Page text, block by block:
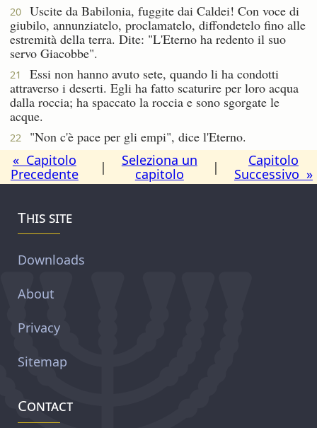
20
Uscite da Babilonia, fuggite dai Caldei! Con voce di
giubilo, annunziatelo, proclamatelo, diffondetelo fino alle
estremità della terra. Dite: "L'Eterno ha redento il suo
servo Giacobbe".
21
Essi non hanno avuto sete, quando li ha condotti
attraverso i deserti. Egli ha fatto scaturire per loro acqua
dalla roccia; ha spaccato la roccia e sono sgorgate le
acque.
22
"Non c'è pace per gli empi", dice l'Eterno.
« Capitolo
Precedente
|
Seleziona un
capitolo
|
Capitolo
Successivo »
This site
Downloads
About
Privacy
Sitemap
Contact